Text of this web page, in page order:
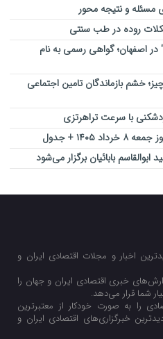
و نتیجه محور
روده در طب سنتی
گواهی رسمی به نام
خشم بازماندگان تامین اجتماعی
+ جدول
بابائیان برگزار می‌شود
اخبار و مجلات اقتصادی ایران و
خبری اقتصادی ایران و جهان را
شما قرار می‌‌دهد.
را به صورت خودکار از معتبرترین
خبرگزاری‌های اقتصادی ایران و